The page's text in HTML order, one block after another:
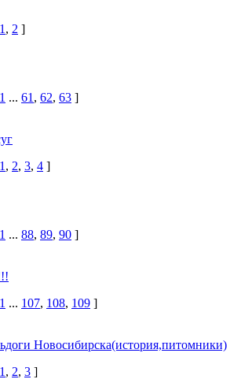
1 , 2 ]
1 ... 61 , 62, 63 ]
1 , 2, 3, 4 ]
1 ... 88, 89, 90 ]
1 ... 107, 108, 109 ]
Новосибирска(история,питомники)
1 , 2, 3 ]